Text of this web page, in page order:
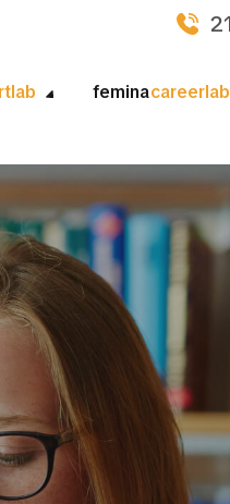
feminacareerlab